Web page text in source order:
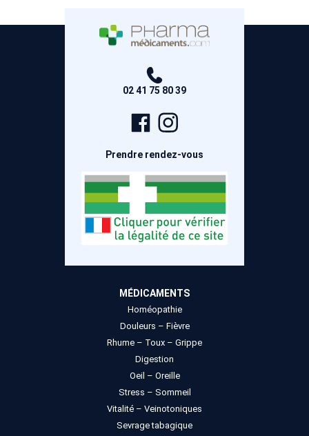
02 41 75 80 39
Page
Facebook
Prendre rendez-vous
MÉDICAMENTS
Homéopathie
Douleurs – Fièvre
Rhume – Toux – Grippe
Digestion
Oeil – Oreille
Stress – Sommeil
Vitalité – Veinotoniques
Sevrage tabagique